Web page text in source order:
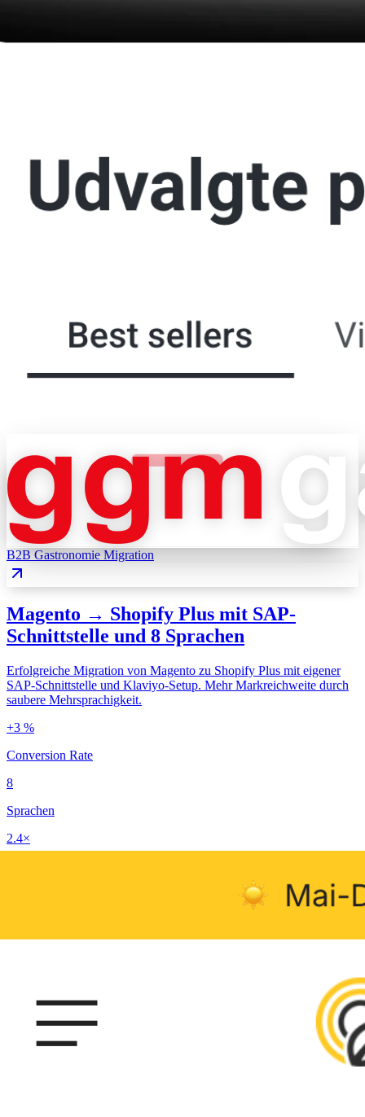
B2B Gastronomie Migration
Magento → Shopify Plus mit SAP-
Schnittstelle und 8 Sprachen
Erfolgreiche Migration von Magento zu Shopify Plus mit eigener
SAP-Schnittstelle und Klaviyo-Setup. Mehr Markreichweite durch
saubere Mehrsprachigkeit.
+3 %
Conversion Rate
8
Sprachen
2.4×